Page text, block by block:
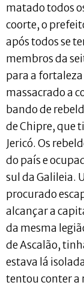
matado todos
coorte, o
após todos se
membros da
para a
massacrado a
bando de
de Chipre, que
Jericó. Os
do país e
sul da Galileia.
procurado
alcançar a
da mesma
de Ascalão,
estava lá
tentou conter a